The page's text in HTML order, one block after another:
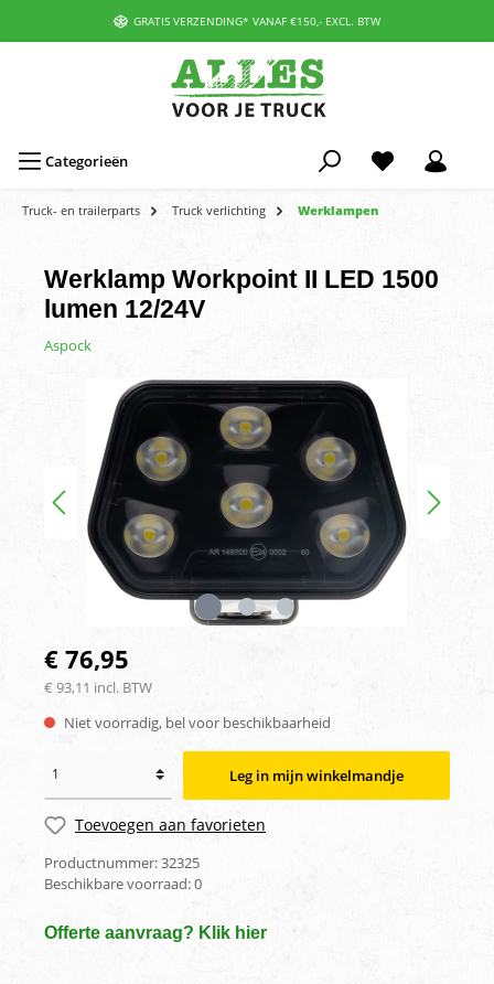
GRATIS VERZENDING* VANAF €150,- EXCL. BTW
Categorieën
Truck- en trailerparts Truck verlichting Werklampen
Werklamp Workpoint II LED 1500
lumen 12/24V
Aspock
€ 76,95
€ 93,11 incl. BTW
Niet voorradig, bel voor beschikbaarheid
Leg in mijn winkelmandje
Toevoegen aan favorieten
Productnummer:32325
Beschikbare voorraad:0
Offerte aanvraag? Klik hier